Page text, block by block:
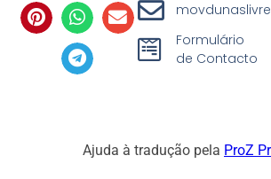
Formulário
de Contacto
Ajuda à tradução pela ProZ